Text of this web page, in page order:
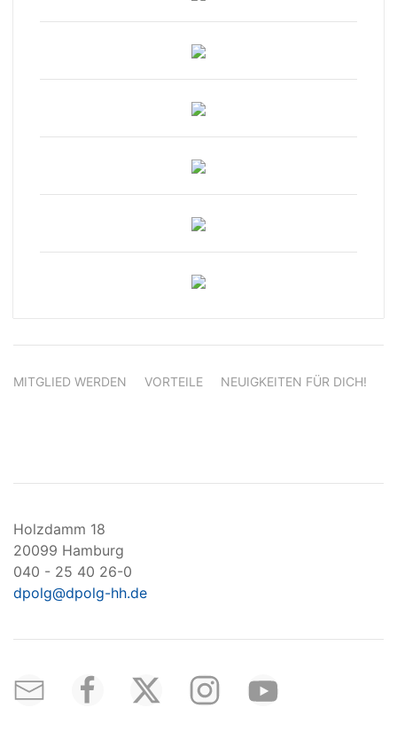
MITGLIED WERDEN VORTEILE NEUIGKEITEN FÜR DICH!
Holzdamm 18
20099 Hamburg
040 - 25 40 26-0
dpolg@dpolg-hh.de